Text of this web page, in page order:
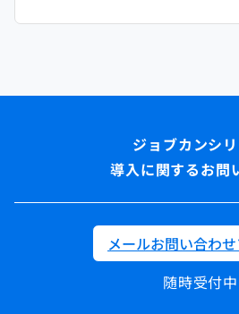
導入に関するお問
メールお問い合わ
随時受付中